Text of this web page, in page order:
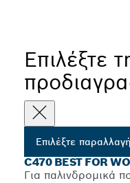
Επιλέξτε
Επιλέξτε παραλλαγή
C470 BEST FOR
Για παλινδρομικά